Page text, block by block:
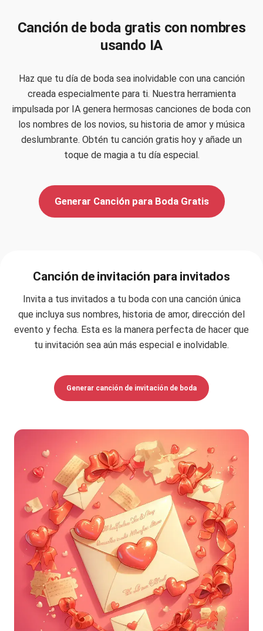
Canción de boda gratis con nombres
usando IA
Haz que tu día de boda sea inolvidable con una canción
creada especialmente para ti. Nuestra herramienta
impulsada por IA genera hermosas canciones de boda con
los nombres de los novios, su historia de amor y música
deslumbrante. Obtén tu canción gratis hoy y añade un
toque de magia a tu día especial.
Generar Canción para Boda Gratis
Canción de invitación para invitados
Invita a tus invitados a tu boda con una canción única
que incluya sus nombres, historia de amor, dirección del
evento y fecha. Esta es la manera perfecta de hacer que
tu invitación sea aún más especial e inolvidable.
Generar canción de invitación de boda